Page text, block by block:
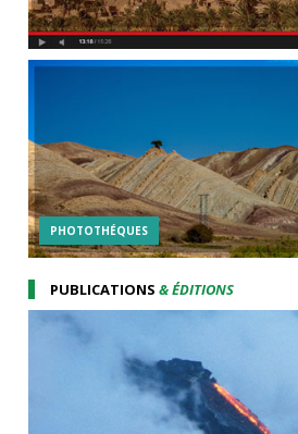
PHOTOTHÉQUES
PUBLICATIONS& ÉDITIONS